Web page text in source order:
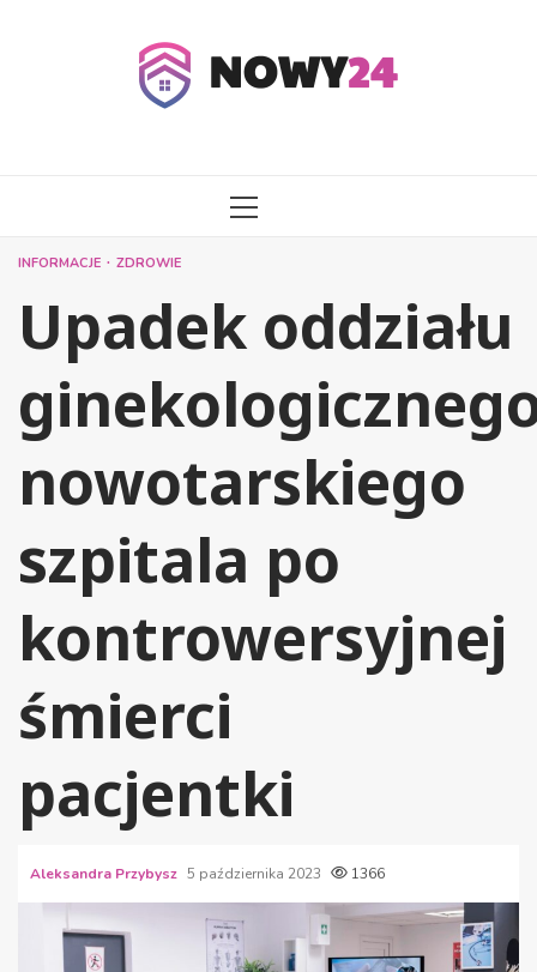
MENU
INFORMACJE ZDROWIE
Upadek oddziału
nowotarskiego
szpitala po
kontrowersyjnej
śmierci
pacjentki
Aleksandra Przybysz 5 października 2023 1366